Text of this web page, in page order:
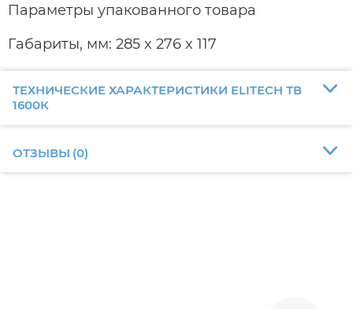
Параметры упакованного товара
Габариты, мм: 285 x 276 x 117
ТЕХНИЧЕСКИЕ ХАРАКТЕРИСТИКИ ELITECH ТВ
1600К
ОТЗЫВЫ (0)